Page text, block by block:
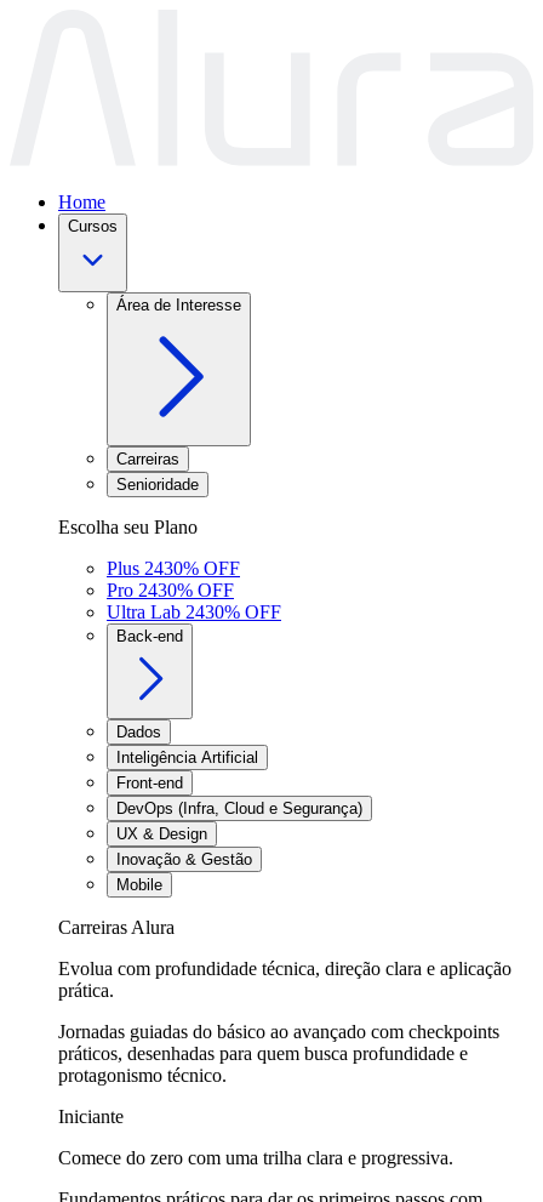
Home
Cursos
Área de Interesse
Carreiras
Senioridade
Escolha seu Plano
Plus 2430% OFF
Pro 2430% OFF
Ultra Lab 2430% OFF
Back-end
Dados
Inteligência Artificial
Front-end
DevOps (Infra, Cloud e Segurança)
UX & Design
Inovação & Gestão
Mobile
Carreiras Alura
Evolua com profundidade técnica, direção clara e aplicação
prática.
Jornadas guiadas do básico ao avançado com checkpoints
práticos, desenhadas para quem busca profundidade e
protagonismo técnico.
Iniciante
Comece do zero com uma trilha clara e progressiva.